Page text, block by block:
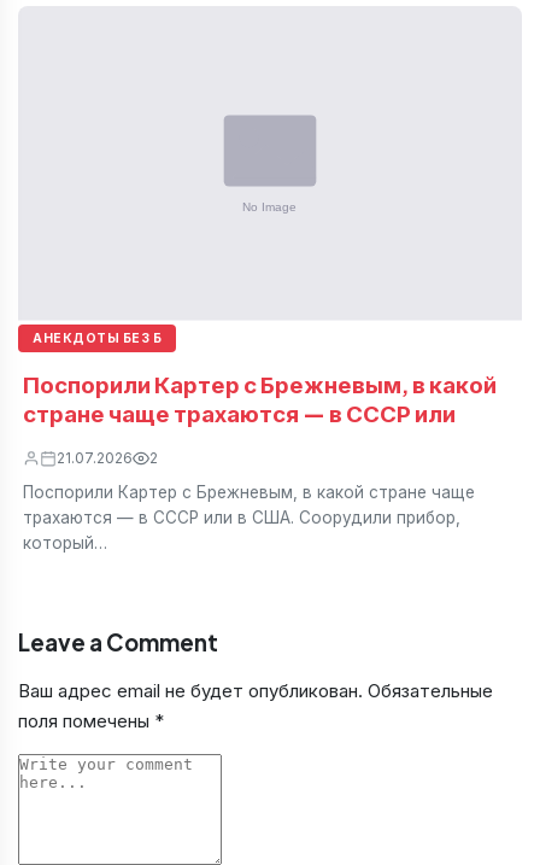
АНЕКДОТЫ БЕЗ Б
Поспорили Картер с Брежневым, в какой
стране чаще трахаются — в СССР или
21.07.2026 2
Поспорили Картер с Брежневым, в какой стране чаще
трахаются — в СССР или в США. Соорудили прибор,
который…
Leave a Comment
Ваш адрес email не будет опубликован. Обязательные
поля помечены *
Comment